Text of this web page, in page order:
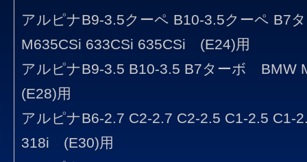
アルピナB9-3.5クーペ B10-3.5クーペ B7
M635CSi 633CSi 635CSi (E24)用
アルピナB9-3.5 B10-3.5 B7ターボ
(E28)用
アルピナB6-2.7 C2-2.7 C2-2.5 C1-2.5
318i (E30)用